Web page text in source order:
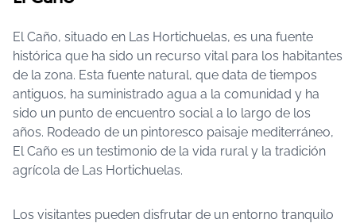
El Caño, situado en Las Hortichuelas, es una fuente
histórica que ha sido un recurso vital para los habitantes
de la zona. Esta fuente natural, que data de tiempos
antiguos, ha suministrado agua a la comunidad y ha
sido un punto de encuentro social a lo largo de los
años. Rodeado de un pintoresco paisaje mediterráneo,
El Caño es un testimonio de la vida rural y la tradición
agrícola de Las Hortichuelas.
Los visitantes pueden disfrutar de un entorno tranquilo